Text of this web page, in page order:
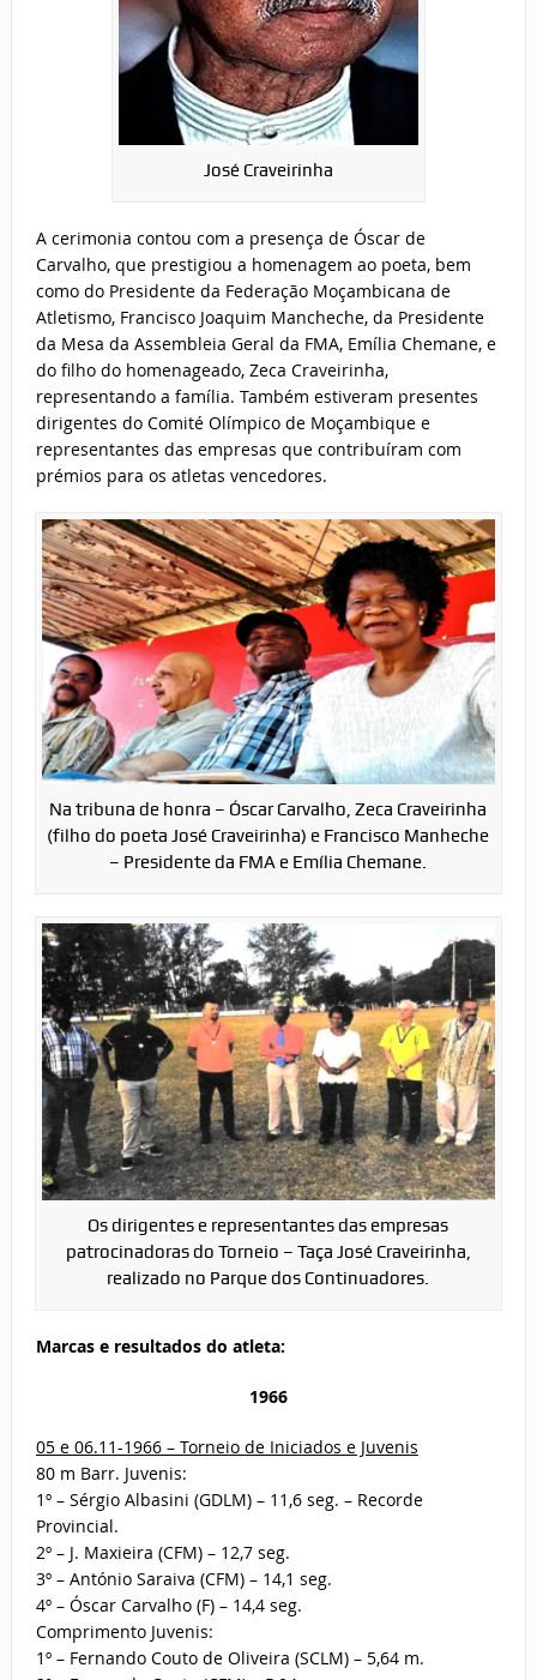
José Craveirinha
A cerimonia contou com a presença de Óscar de
Carvalho, que prestigiou a homenagem ao poeta, bem
como do Presidente da Federação Moçambicana de
Atletismo, Francisco Joaquim Mancheche, da Presidente
da Mesa da Assembleia Geral da FMA, Emília Chemane, e
do filho do homenageado, Zeca Craveirinha,
representando a família. Também estiveram presentes
dirigentes do Comité Olímpico de Moçambique e
representantes das empresas que contribuíram com
prémios para os atletas vencedores.
Na tribuna de honra – Óscar Carvalho, Zeca Craveirinha
(filho do poeta José Craveirinha) e Francisco Manheche
– Presidente da FMA e Emília Chemane.
Os dirigentes e representantes das empresas
patrocinadoras do Torneio – Taça José Craveirinha,
realizado no Parque dos Continuadores.
Marcas e resultados do atleta:
1966
05 e 06.11-1966 – Torneio de Iniciados e Juvenis
80 m Barr. Juvenis:
1º – Sérgio Albasini (GDLM) – 11,6 seg. – Recorde
Provincial.
2º – J. Maxieira (CFM) – 12,7 seg.
3º – António Saraiva (CFM) – 14,1 seg.
4º – Óscar Carvalho (F) – 14,4 seg.
Comprimento Juvenis:
1º – Fernando Couto de Oliveira (SCLM) – 5,64 m.